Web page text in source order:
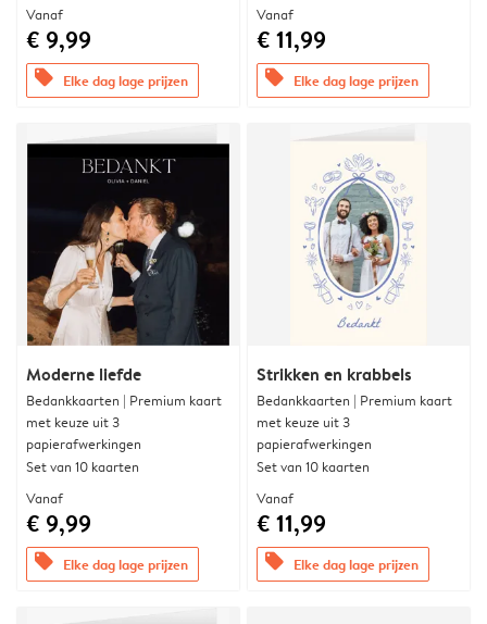
Vanaf
€ 9,99
offers Elke dag lage prijzen
Vanaf
€ 11,99
offers Elke dag lage prijzen
Moderne liefde
Bedankkaarten | Premium kaart
met keuze uit 3
papierafwerkingen
Set van 10 kaarten
Vanaf
€ 9,99
offers Elke dag lage prijzen
Strikken en krabbels
Bedankkaarten | Premium kaart
met keuze uit 3
papierafwerkingen
Set van 10 kaarten
Vanaf
€ 11,99
offers Elke dag lage prijzen